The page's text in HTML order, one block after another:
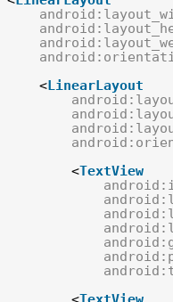
<LinearLayout
<TextView